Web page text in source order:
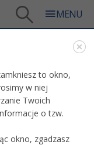
to okno,
w niej
Twoich
o tzw.
okno, zgadzasz